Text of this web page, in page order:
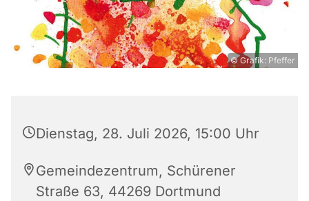
© Grafik: Pfeffer
Dienstag, 28. Juli 2026, 15:00 Uhr
Gemeindezentrum, Schürener
Straße 63, 44269 Dortmund